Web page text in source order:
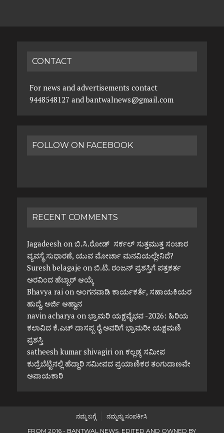
CONTACT
For news and advertisements contact
9448548127 and bantwalnews@gmail.com
FOLLOW ON FACEBOOK
RECENT COMMENTS
Jagadeeshon ಬಿ.ಸಿ.ರೋಡ್ ಸರ್ಕಲ್ ಸುತ್ತಮುತ್ತ ಸಂಚಾರ
ವ್ಯವಸ್ಥೆ ಸುಧಾರಣೆ, ಯುವ ಮೋರ್ಚಾ ಮನವಿಯಲ್ಲೇನಿದೆ?
Suresh belagaje on ಬಿ.ಟಿ. ರಂಜನ್ ಪ್ರಶಸ್ತಿಗೆ ಪತ್ರಕರ್ತ
ಅರವಿಂದ ಹೆಬ್ಬಾರ್ ಆಯ್ಕೆ
Bhavya raion ಅಂಗನವಾಡಿ ಕಾರ್ಯಕರ್ತೆ, ಸಹಾಯಕಿಯರ
ಹುದ್ದೆ, ಅರ್ಜಿ ಆಹ್ವಾನ
navin acharya on ಭ್ರಾಮರಿ ಯಕ್ಷವೈಭವ -2026: ಹಿರಿಯ
ಕಲಾವಿದ ಕೆ.ಎಚ್ ದಾಸಪ್ಪ ರೈ ಅವರಿಗೆ ಭ್ರಾಮರೀ ಯಕ್ಷಮಣಿ
ಪ್ರಶಸ್ತಿ
satheesh kumar shivagirion ಕಲ್ಲಡ್ಕ ಸಮೀಪ
ಕುದ್ರೆಬೆಟ್ಟಿನಲ್ಲಿ ಹೆದ್ದಾರಿ ಸಮೀಪದ ಪ್ರಯಾಣಿಕರ ತಂಗುದಾಣವೇ
ಅಪಾಯಕಾರಿ
ನಮ್ಮ ಬಗ್ಗೆ
ನಮ್ಮನ್ನು ಸಂಪರ್ಕಿಸಿ
FROM 2016 - BANTWAL NEWS. EDITED AND OWNED BY